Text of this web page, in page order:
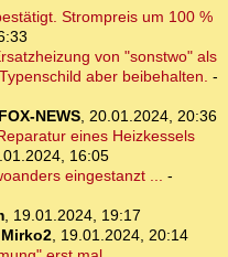
Strompreis um 100 %
von "sonstwo" als
aber beibehalten. -
FOX-NEWS, 20.01.2024, 20:36
eines Heizkessels
16:05
eingestanzt ... -
, 19.01.2024, 19:17
Mirko2, 19.01.2024, 20:14